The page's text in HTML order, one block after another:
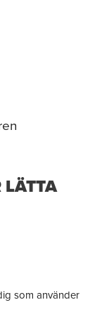
LÄTTA
som använder